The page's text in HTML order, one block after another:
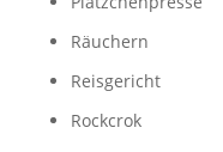
Räuchern
Reisgericht
Rockcrok